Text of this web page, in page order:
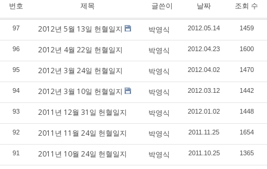
번호 제목 글쓴이 날짜 조회 수
97 2012년 5월 13일 헌혈일지 박영식 2012.05.14 1459
96 2012년 4월 22일 헌혈일지 박영식 2012.04.23 1600
95 2012년 3월 24일 헌혈일지 박영식 2012.04.02 1470
94 2012년 3월 10일 헌혈일지 박영식 2012.03.12 1442
93 2011년 12월 31일 헌혈일지 박영식 2012.01.02 1448
92 2011년 11월 24일 헌혈일지 박영식 2011.11.25 1654
91 2011년 10월 24일 헌혈일지 박영식 2011.10.25 1365